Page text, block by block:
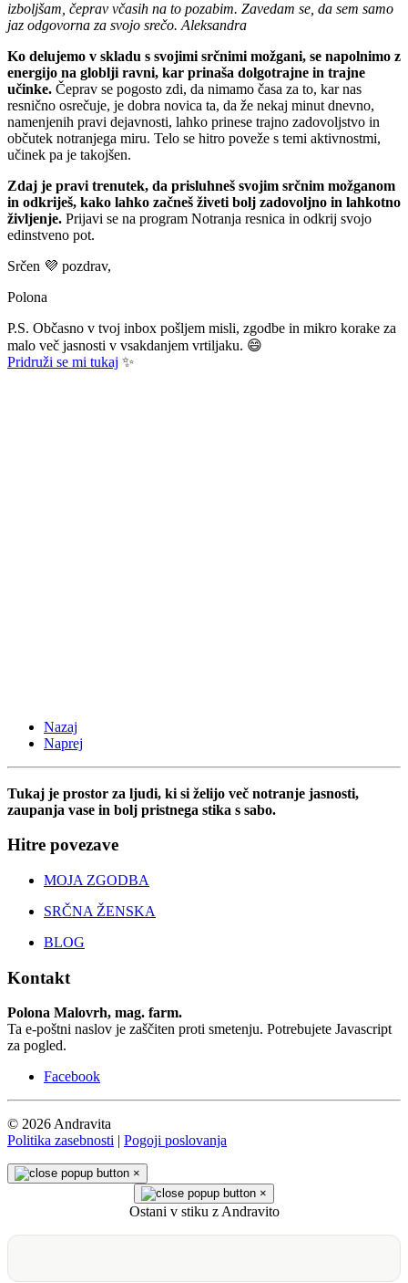
izboljšam, čeprav včasih na to pozabim. Zavedam se, da sem samo
jaz odgovorna za svojo srečo. Aleksandra
Ko delujemo v skladu s svojimi srčnimi možgani, se napolnimo z
energijo na globlji ravni, kar prinaša dolgotrajne in trajne
učinke. Čeprav se pogosto zdi, da nimamo časa za to, kar nas
resnično osrečuje, je dobra novica ta, da že nekaj minut dnevno,
namenjenih pravi dejavnosti, lahko prinese trajno zadovoljstvo in
občutek notranjega miru. Telo se hitro poveže s temi aktivnostmi,
učinek pa je takojšen.
Zdaj je pravi trenutek, da prisluhneš svojim srčnim možganom
in odkriješ, kako lahko začneš živeti bolj zadovoljno in lahkotno
življenje. Prijavi se na program Notranja resnica in odkrij svojo
edinstveno pot.
Srčen 💜 pozdrav,
Polona
P.S. Občasno v tvoj inbox pošljem misli, zgodbe in mikro korake za
malo več jasnosti v vsakdanjem vrtiljaku. 😄
Pridruži se mi tukaj ✨
Nazaj
Naprej
Tukaj je prostor za ljudi, ki si želijo več notranje jasnosti,
zaupanja vase in bolj pristnega stika s sabo.
Hitre povezave
MOJA ZGODBA
SRČNA ŽENSKA
BLOG
Kontakt
Polona Malovrh, mag. farm.
Ta e-poštni naslov je zaščiten proti smetenju. Potrebujete Javascript
za pogled.
Facebook
© 2026 Andravita
Politika zasebnosti | Pogoji poslovanja
×
×
Ostani v stiku z Andravito